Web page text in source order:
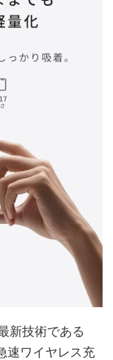
新技術である
速ワイヤレス充